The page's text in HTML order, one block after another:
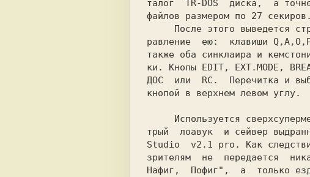
талог  TR-DOS  диска,  а
файлов размером по 27 секиров.
равление  ею:  клавиши
также оба синклаира и
ки. Кнопы EDIT, EXT.MODE,
ДОС  или RC.
Перечитка и
кнопой в верхнем левом углу.
трый  лоавук  и сейвер
Studio  v2.1 pro. Как
зрителям  не  передается
Нафиг,  Пофиг",  а  только